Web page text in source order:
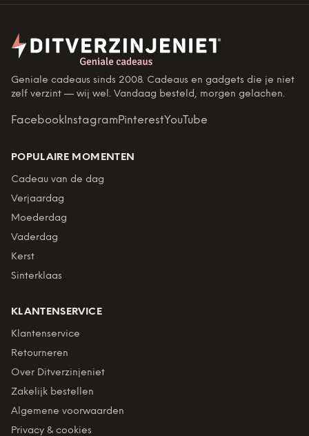
Geniale cadeaus sinds 2008. Cadeaus en gadgets die je niet
zelf verzint — wij wel. Vandaag besteld, morgen gelachen.
Facebook InstagramPinterestYouTube
POPULAIRE MOMENTEN
Cadeau van de dag
Verjaardag
Moederdag
Vaderdag
Kerst
Sinterklaas
KLANTENSERVICE
Klantenservice
Retourneren
Over Ditverzinjeniet
Zakelijk bestellen
Algemene voorwaarden
Privacy & cookies